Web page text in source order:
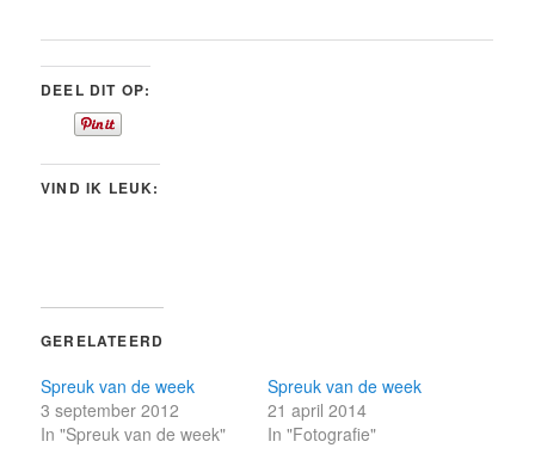
DEEL DIT OP:
VIND IK LEUK:
GERELATEERD
Spreuk van de week
3 september 2012
In "Spreuk van de week"
Spreuk van de week
21 april 2014
In "Fotografie"